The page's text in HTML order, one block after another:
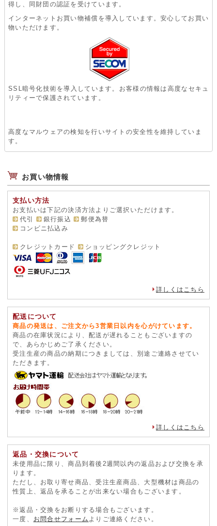
得し、同財団の認証を受けています。
インターネットお買い物補償を導入しています。安心してお買い
物いただけます。
SSL暗号化技術を導入しています。お客様の情報は高度なセキュ
リティーで保護されています。
高度なマルウェアの検知を行いサイトの安全性を維持していま
す。
お買い物情報
支払い方法
お支払いは下記の決済方法よりご選択いただけます。
代引
銀行振込
郵便為替
コンビニ払込み
クレジットカード
配送について
商品の発送は、ご注文から3営業日以内を心がけています。
商品の在庫状況により、配送が遅れることもございますの
で、あらかじめご了承ください。
受注生産の商品の納期につきましては、別途ご連絡させてい
ただきます。
返品・交換について
未使用品に限り、商品到着後2週間以内の返品および交換を承
ただし、お取り寄せ商品、受注生産商品、大型機材は商品の
性質上、返品を承ることが出来ない場合もございます。